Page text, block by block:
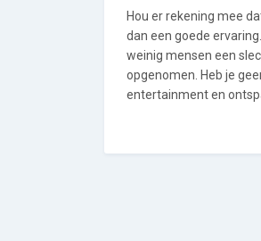
Hou er rekening mee
dan een goede
weinig mensen een
opgenomen. Heb je
entertainment en